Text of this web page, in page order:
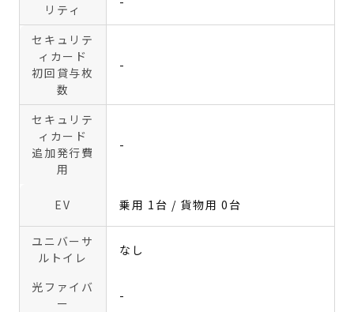
リティ
セキュリテ
ィカード
初回貸与枚
数
-
セキュリテ
ィカード
追加発行費
用
-
EV 乗用 1台 / 貨物用 0台
ユニバーサ
ルトイレ
なし
光ファイバ
ー
-